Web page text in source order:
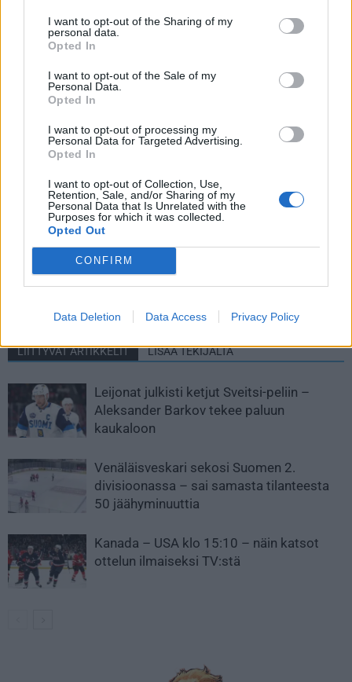
I want to opt-out of the Sharing of my
personal data.
Opted In
I want to opt-out of the Sale of my
Personal Data.
Opted In
I want to opt-out of processing my
Personal Data for Targeted Advertising.
Opted In
I want to opt-out of Collection, Use,
Retention, Sale, and/or Sharing of my
Personal Data that Is Unrelated with the
Purposes for which it was collected.
Opted Out
CONFIRM
Data Deletion Data Access Privacy Policy
Vinni Lettieri
Karson Kuhlman
Ben Meyers
Austin Watson
IL: Patrik Laine ei pääse
kotikisoihin – loukkaantuminen
LIITTYVÄT ARTIKKELIT LISÄÄ TEKIJÄLTÄ
Leijonat julkisti ketjut Sveitsi-peliin –
Aleksander Barkov tekee paluun
kaukaloon
Venäläisveskari sekosi Suomen 2.
divisioonassa – sai samasta tilanteesta
50 jäähyminuuttia
Kanada – USA klo 15:10 – näin katsot
ottelun ilmaiseksi TV:stä